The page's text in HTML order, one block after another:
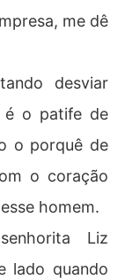
me dê
desviar
é o patife de
o porquê de
o coração
homem.
Liz
lado quando